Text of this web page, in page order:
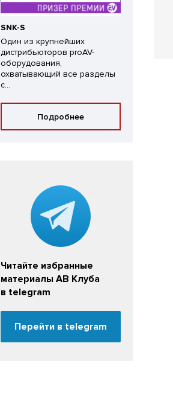
SNK-S
Один из крупнейших
дистрибьюторов proAV-
оборудования,
охватывающий все разделы
с...
Подробнее
Читайте избранные
материалы АВ Клуба
в telegram
Перейти в telegram